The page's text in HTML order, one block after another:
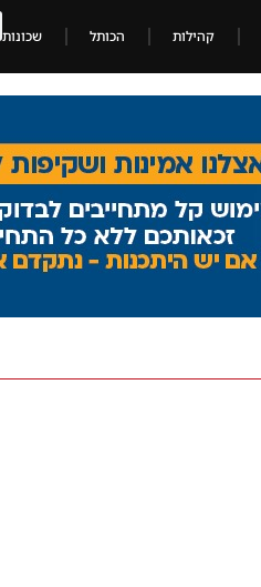
קהילות הכותל שכונות